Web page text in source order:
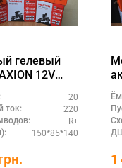
гелевый
12V
YTX20-
20
ток: 220
R+
150*85*140
1